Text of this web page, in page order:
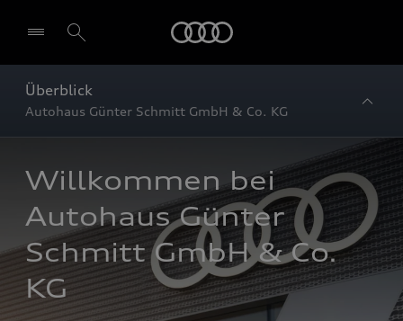
Überblick
Autohaus Günter Schmitt GmbH & Co. KG
Willkommen bei
Autohaus Günter
Schmitt GmbH & Co.
KG